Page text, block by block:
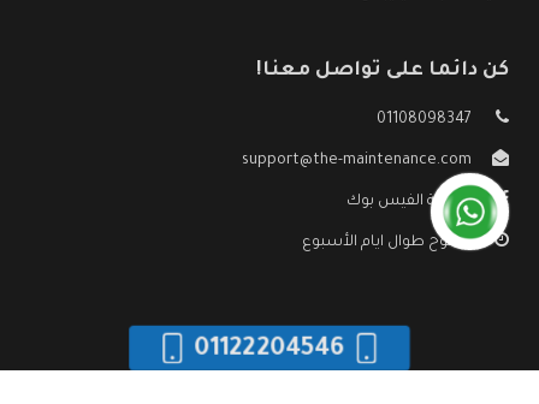
كن دائما على تواصل معنا!
01108098347
support@the-maintenance.com
صفحة الفيس بوك
مفتوح طوال ايام الأسبوع
01122204546